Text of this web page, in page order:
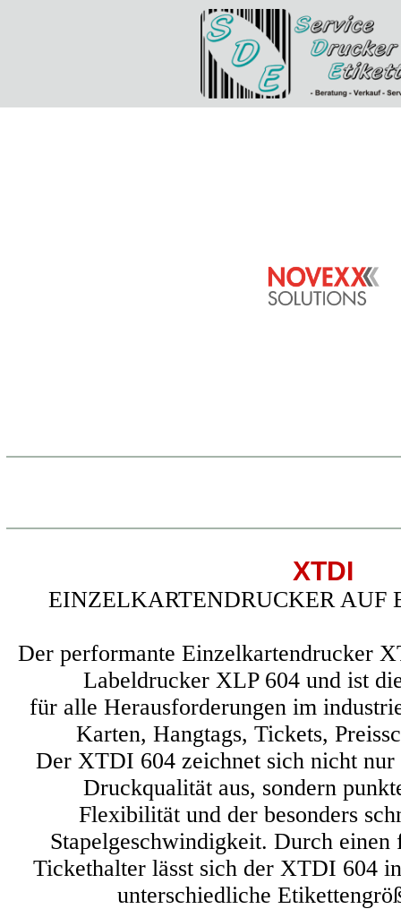
XTDI
EINZELKARTENDRUCKER AUF
Der performante Einzelkartendrucker
Labeldrucker XLP 604 und ist
für alle Herausforderungen im
Karten, Hangtags, Tickets,
Der XTDI 604 zeichnet sich nicht nur
Druckqualität aus, sondern
Flexibilität und der besonders
Stapelgeschwindigkeit. Durch
Tickethalter lässt sich der XTDI 604
unterschiedliche